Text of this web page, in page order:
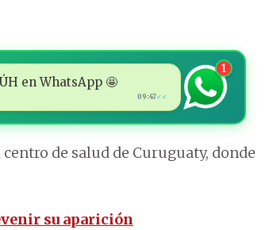
en WhatsApp 🤩
09:47✓✓
1
de salud de Curuguaty, donde
su aparición